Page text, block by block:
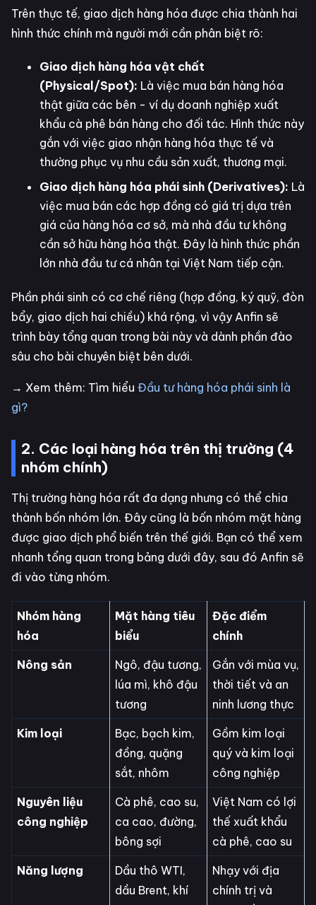
Trên thực tế, giao dịch hàng hóa được chia thành hai
hình thức chính mà người mới cần phân biệt rõ:
Giao dịch hàng hóa vật chất
(Physical/Spot): Là việc mua bán hàng hóa
thật giữa các bên - ví dụ doanh nghiệp xuất
khẩu cà phê bán hàng cho đối tác. Hình thức này
gắn với việc giao nhận hàng hóa thực tế và
thường phục vụ nhu cầu sản xuất, thương mại.
Giao dịch hàng hóa phái sinh (Derivatives): Là
việc mua bán các hợp đồng có giá trị dựa trên
giá của hàng hóa cơ sở, mà nhà đầu tư không
cần sở hữu hàng hóa thật. Đây là hình thức phần
lớn nhà đầu tư cá nhân tại Việt Nam tiếp cận.
Phần phái sinh có cơ chế riêng (hợp đồng, ký quỹ, đòn
bẩy, giao dịch hai chiều) khá rộng, vì vậy Anfin sẽ
trình bày tổng quan trong bài này và dành phần đào
sâu cho bài chuyên biệt bên dưới.
→ Xem thêm: Tìm hiểu Đầu tư hàng hóa phái sinh là
gì?
2. Các loại hàng hóa trên thị trường (4
nhóm chính)
Thị trường hàng hóa rất đa dạng nhưng có thể chia
thành bốn nhóm lớn. Đây cũng là bốn nhóm mặt hàng
được giao dịch phổ biến trên thế giới. Bạn có thể xem
nhanh tổng quan trong bảng dưới đây, sau đó Anfin sẽ
đi vào từng nhóm.
Nhóm hàng
hóa
Mặt hàng tiêu
biểu
Đặc điểm
chính
Nông sản
Ngô, đậu tương,
lúa mì, khô đậu
tương
Gắn với mùa vụ,
thời tiết và an
ninh lương thực
Kim loại
Bạc, bạch kim,
đồng, quặng
sắt, nhôm
Gồm kim loại
quý và kim loại
công nghiệp
Nguyên liệu
công nghiệp
Cà phê, cao su,
ca cao, đường,
bông sợi
Việt Nam có lợi
thế xuất khẩu
cà phê, cao su
Năng lượng
Dầu thô WTI,
dầu Brent, khí
Nhạy với địa
chính trị và